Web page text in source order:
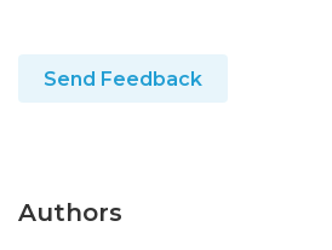
Send Feedback
Authors